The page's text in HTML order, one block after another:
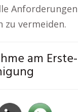
zu vermeiden.
am